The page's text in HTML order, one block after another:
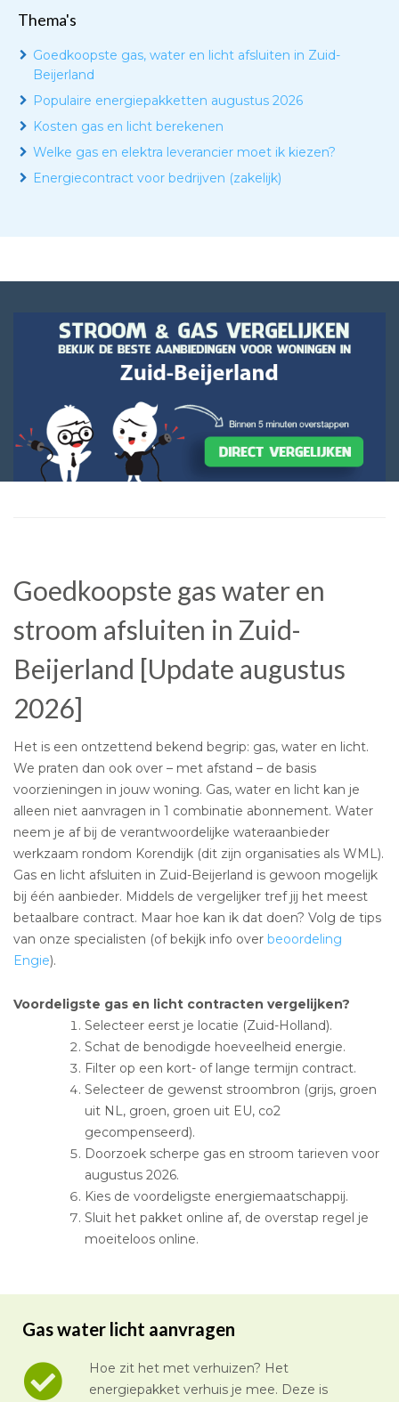
Thema's
Goedkoopste gas, water en licht afsluiten in Zuid-
Beijerland
Populaire energiepakketten augustus 2026
Kosten gas en licht berekenen
Welke gas en elektra leverancier moet ik kiezen?
Energiecontract voor bedrijven (zakelijk)
Goedkoopste gas water en
stroom afsluiten in Zuid-
Beijerland [Update augustus
2026]
Het is een ontzettend bekend begrip: gas, water en licht.
We praten dan ook over – met afstand – de basis
voorzieningen in jouw woning. Gas, water en licht kan je
alleen niet aanvragen in 1 combinatie abonnement. Water
neem je af bij de verantwoordelijke wateraanbieder
werkzaam rondom Korendijk (dit zijn organisaties als WML).
Gas en licht afsluiten in Zuid-Beijerland is gewoon mogelijk
bij één aanbieder. Middels de vergelijker tref jij het meest
betaalbare contract. Maar hoe kan ik dat doen? Volg de tips
van onze specialisten (of bekijk info over beoordeling
Engie).
Voordeligste gas en licht contracten vergelijken?
Selecteer eerst je locatie (Zuid-Holland).
Schat de benodigde hoeveelheid energie.
Filter op een kort- of lange termijn contract.
Selecteer de gewenst stroombron (grijs, groen
uit NL, groen, groen uit EU, co2
gecompenseerd).
Doorzoek scherpe gas en stroom tarieven voor
augustus 2026.
Kies de voordeligste energiemaatschappij.
Sluit het pakket online af, de overstap regel je
moeiteloos online.
Gas water licht aanvragen
Hoe zit het met verhuizen? Het
energiepakket verhuis je mee. Deze is